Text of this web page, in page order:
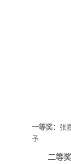
一等奖： 张
予
二等奖